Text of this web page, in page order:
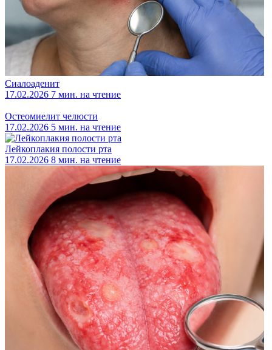
Сиалоаденит
17.02.2026 7 мин. на чтение
Остеомиелит челюсти
17.02.2026 5 мин. на чтение
Лейкоплакия полости рта
17.02.2026 8 мин. на чтение